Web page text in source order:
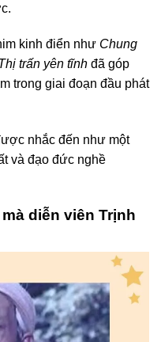
kinh điển như Chung
trấn yên tĩnh đã góp
trong giai đoạn đầu phát
nhắc đến như một
và đạo đức nghề
diễn viên Trịnh